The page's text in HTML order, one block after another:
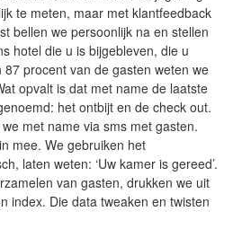
te meten, maar met klantfeedback
bellen we persoonlijk na en stellen
hotel die u is bijgebleven, die u
87 procent van de gasten weten we
opvalt is dat met name de laatste
het ontbijt en de check out.
met name via sms met gasten.
mee. We gebruiken het
laten weten: ‘Uw kamer is gereed’.
van gasten, drukken we uit
index. Die data tweaken en twisten